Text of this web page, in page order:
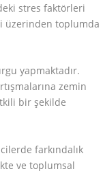
stres faktörleri
üzerinden toplumda
yapmaktadır.
zemin
bir şekilde
farkındalık
ve toplumsal